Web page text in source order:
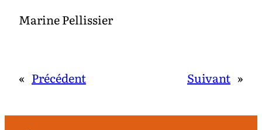
Marine Pellissier
« Précédent Suivant »